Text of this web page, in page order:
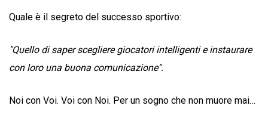
Quale è il segreto del successo sportivo:
"Quello di saper scegliere giocatori intelligenti e instaurare
con loro una buona comunicazione".
Noi con Voi. Voi con Noi. Per un sogno che non muore mai…